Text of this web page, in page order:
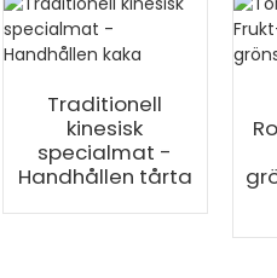
Traditionell
kinesisk
specialmat -
Handhållen tårta